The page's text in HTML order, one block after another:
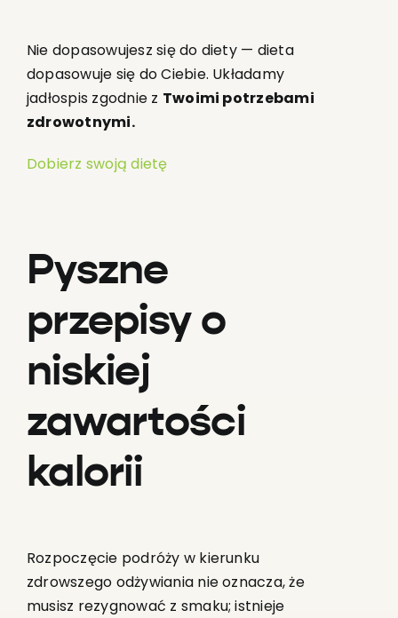
Nie dopasowujesz się do diety — dieta
dopasowuje się do Ciebie. Układamy
jadłospis zgodnie z Twoimi potrzebami
zdrowotnymi.
Dobierz swoją dietę
Pyszne
przepisy o
niskiej
zawartości
kalorii
Rozpoczęcie podróży w kierunku
zdrowszego odżywiania nie oznacza, że
musisz rezygnować z smaku; istnieje